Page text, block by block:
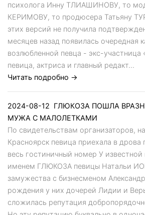
психолога Инну ТЛИАШИНОВУ, то
КЕРИМОВУ, то продюсера Татьяну
этих версий не получила
месяцев назад появилась очередная
возлюбленной певца - экс-
певица, актриса и главный редакт...
Читать подробно →
2024-08-12 ГЛЮКОЗА ПОШЛА
МУЖА С МАЛОЛЕТКАМИ
По свидетельствам организаторов,
Красноярск певица приехала в дрова
весь гостиничный номер У
именем ГЛЮКОЗА певицы Натальи
замужества с бизнесменом
рождения у них дочерей Лидии и
сложилась репутация